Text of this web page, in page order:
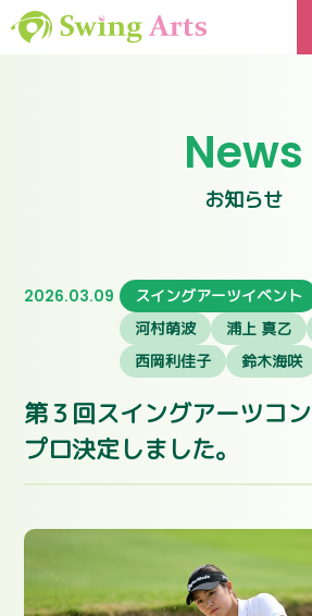
News
お知らせ
2026.03.09 スイングアーツイベント
河村萌波
浦上 真乙
西岡利佳子
鈴木海咲
第３回スイングアーツコ
プロ決定しました。